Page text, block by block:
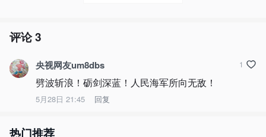
评论3
央视网友um8dbs
劈波斩浪！砺剑深蓝！人民海军所向无敌！
5月28日 21:45 回复
1
热门推荐